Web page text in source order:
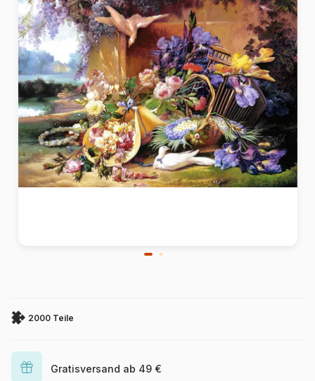
2000 Teile
Gratisversand ab 49 €